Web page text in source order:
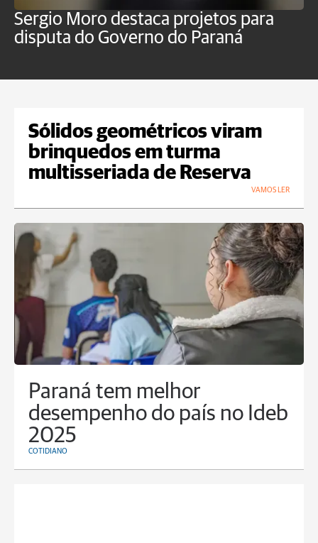
Sergio Moro destaca projetos para
disputa do Governo do Paraná
Sólidos geométricos viram
brinquedos em turma
multisseriada de Reserva
VAMOS LER
Paraná tem melhor
desempenho do país no Ideb
2025
COTIDIANO